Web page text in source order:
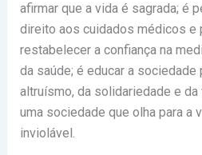
afirmar que a vida é sagrada; é
direito aos cuidados médicos e
restabelecer a confiança na
da saúde; é educar a sociedade
altruísmo, da solidariedade e
uma sociedade que olha para a
inviolável.